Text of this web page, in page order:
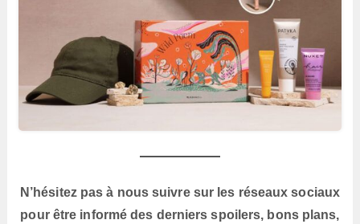
N’hésitez pas à nous suivre sur les réseaux sociaux
pour être informé des derniers spoilers, bons plans,